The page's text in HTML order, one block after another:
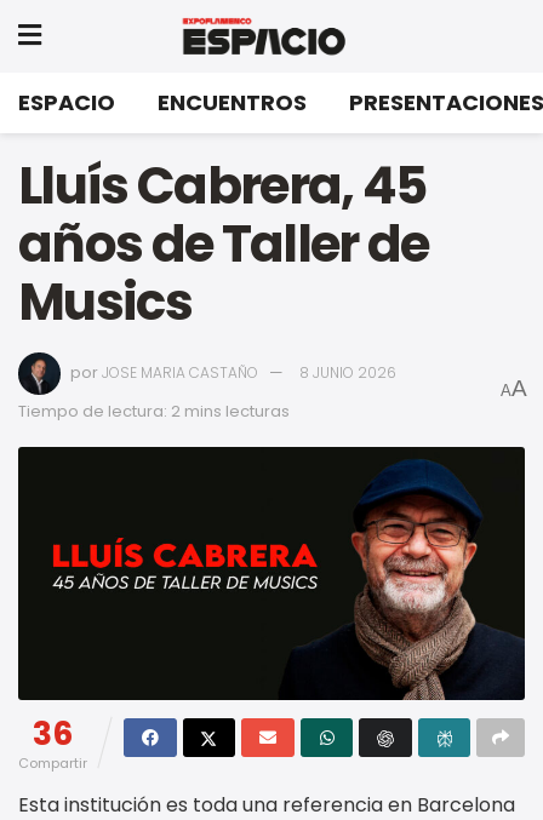
ESPACIO ENCUENTROS PRESENTACIONES
Lluís Cabrera, 45
años de Taller de
Musics
porJOSE MARIA CASTAÑO 8 JUNIO 2026
Tiempo de lectura: 2 mins lecturas
AA
36
Compartir
Esta institución es toda una referencia en Barcelona